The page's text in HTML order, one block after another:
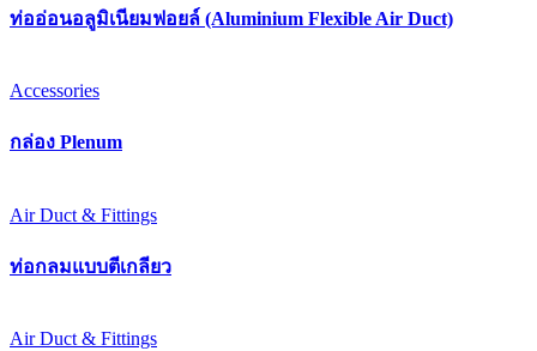
ท่ออ่อนอลูมิเนียมฟอยล์ (Aluminium Flexible Air Duct)
Accessories
กล่อง Plenum
Air Duct & Fittings
ท่อกลมแบบตีเกลียว
Air Duct & Fittings